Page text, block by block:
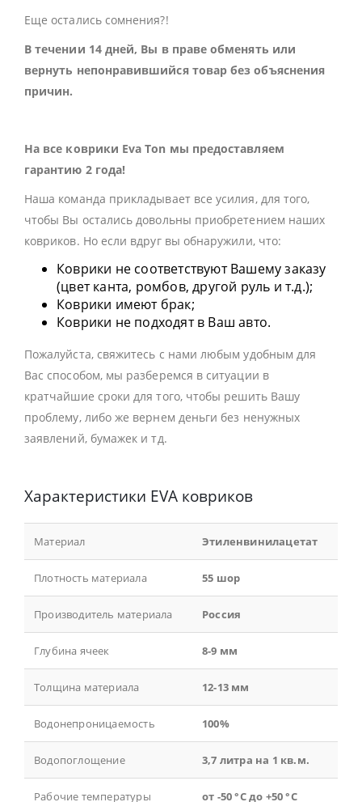
Еще остались сомнения?!
В течении 14 дней, Вы в праве обменять или
вернуть непонравившийся товар без объяснения
причин.
На все коврики Eva Ton мы предоставляем
гарантию 2 года!
Наша команда прикладывает все усилия, для того,
чтобы Вы остались довольны приобретением наших
ковриков. Но если вдруг вы обнаружили, что:
Коврики не соответствуют Вашему заказу
(цвет канта, ромбов, другой руль и т.д.);
Коврики имеют брак;
Коврики не подходят в Ваш авто.
Пожалуйста, свяжитесь с нами любым удобным для
Вас способом, мы разберемся в ситуации в
кратчайшие сроки для того, чтобы решить Вашу
проблему, либо же вернем деньги без ненужных
заявлений, бумажек и тд.
Характеристики EVA ковриков
Материал Этиленвинилацетат
Плотность материала 55 шор
Производитель материала Россия
Глубина ячеек 8-9 мм
Толщина материала 12-13 мм
Водонепроницаемость 100%
Водопоглощение 3,7 литра на 1 кв.м.
Рабочие температуры от -50 °С до +50 °С